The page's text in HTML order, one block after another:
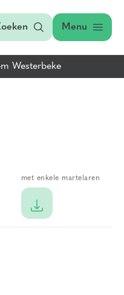
Menu
Westerbeke
met enkele martelaren